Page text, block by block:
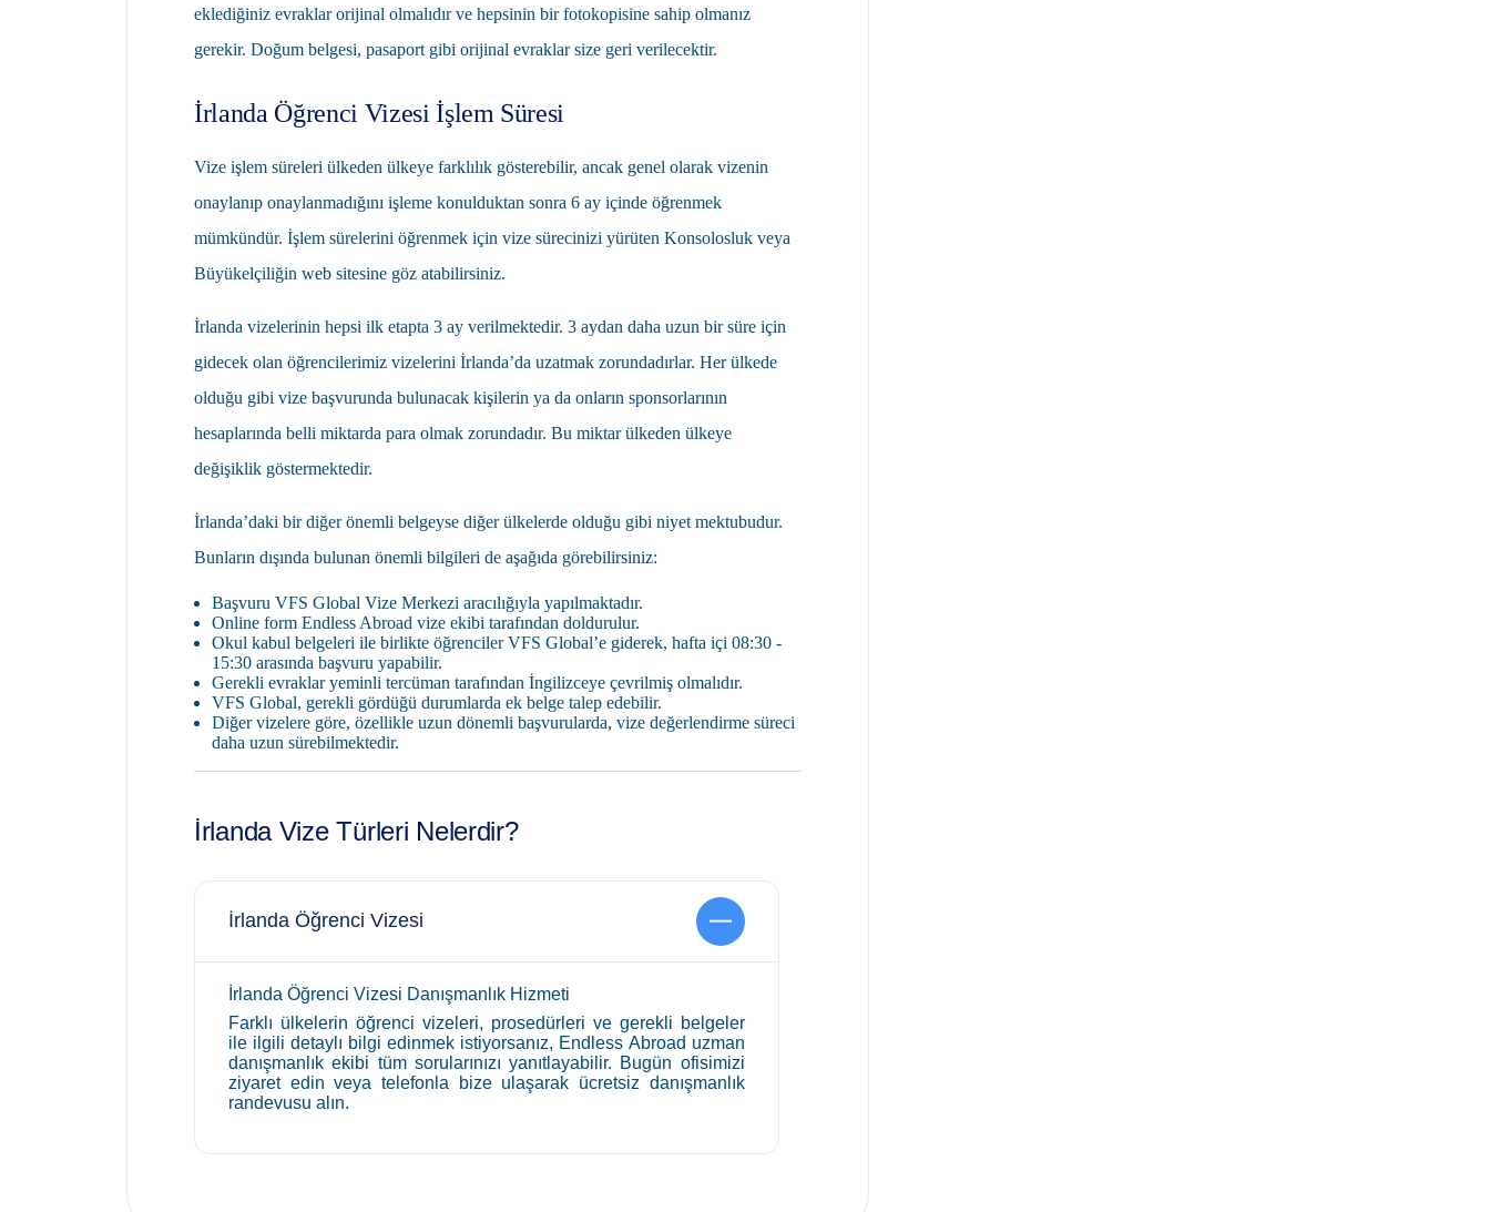
eklediğiniz evraklar orijinal olmalıdır ve hepsinin bir fotokopisine sahip olmanız
gerekir. Doğum belgesi, pasaport gibi orijinal evraklar size geri verilecektir.
İrlanda Öğrenci Vizesi İşlem Süresi
Vize işlem süreleri ülkeden ülkeye farklılık gösterebilir, ancak genel olarak vizenin
onaylanıp onaylanmadığını işleme konulduktan sonra 6 ay içinde öğrenmek
mümkündür. İşlem sürelerini öğrenmek için vize sürecinizi yürüten Konsolosluk veya
Büyükelçiliğin web sitesine göz atabilirsiniz.
İrlanda vizelerinin hepsi ilk etapta 3 ay verilmektedir. 3 aydan daha uzun bir süre için
gidecek olan öğrencilerimiz vizelerini İrlanda’da uzatmak zorundadırlar. Her ülkede
olduğu gibi vize başvurunda bulunacak kişilerin ya da onların sponsorlarının
hesaplarında belli miktarda para olmak zorundadır. Bu miktar ülkeden ülkeye
değişiklik göstermektedir.
İrlanda’daki bir diğer önemli belgeyse diğer ülkelerde olduğu gibi niyet mektubudur.
Bunların dışında bulunan önemli bilgileri de aşağıda görebilirsiniz:
Başvuru VFS Global Vize Merkezi aracılığıyla yapılmaktadır.
Online form Endless Abroad vize ekibi tarafından doldurulur.
Okul kabul belgeleri ile birlikte öğrenciler VFS Global’e giderek, hafta içi 08:30 -
15:30 arasında başvuru yapabilir.
Gerekli evraklar yeminli tercüman tarafından İngilizceye çevrilmiş olmalıdır.
VFS Global, gerekli gördüğü durumlarda ek belge talep edebilir.
Diğer vizelere göre, özellikle uzun dönemli başvurularda, vize değerlendirme süreci
daha uzun sürebilmektedir.
İrlanda Vize Türleri Nelerdir?
İrlanda Öğrenci Vizesi
İrlanda Öğrenci Vizesi Danışmanlık Hizmeti
Farklı ülkelerin öğrenci vizeleri, prosedürleri ve gerekli belgeler
ile ilgili detaylı bilgi edinmek istiyorsanız, Endless Abroad uzman
danışmanlık ekibi tüm sorularınızı yanıtlayabilir. Bugün ofisimizi
ziyaret edin veya telefonla bize ulaşarak ücretsiz danışmanlık
randevusu alın.